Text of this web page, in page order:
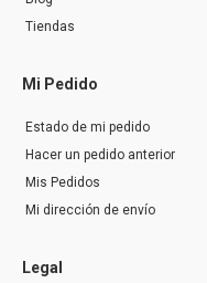
Tiendas
Mi Pedido
Estado de mi pedido
Hacer un pedido anterior
Mis Pedidos
Mi dirección de envío
Legal